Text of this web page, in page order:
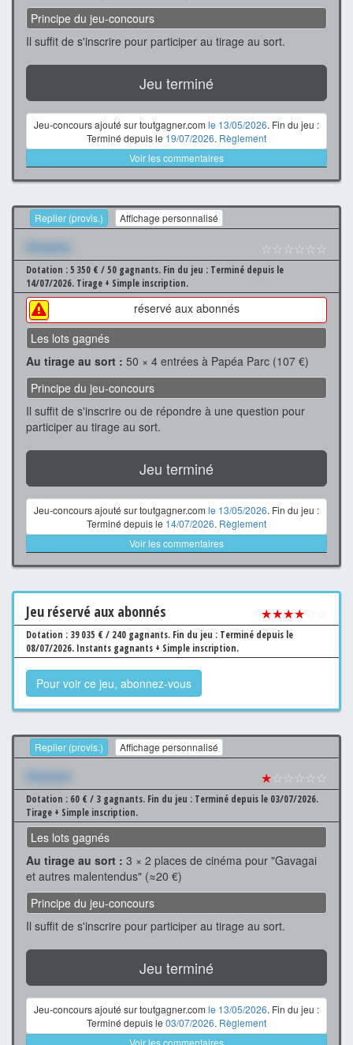
Principe du jeu-concours
Il suffit de s'inscrire pour participer au tirage au sort.
Jeu terminé
Jeu-concours ajouté sur toutgagner.com le 13/05/2026. Fin du jeu :
Terminé depuis le 19/07/2026. Règlement
Voir les commentaires
Replier (provis.) Affichage personnalisé
Xxxxxxx ☆☆☆☆☆☆
Dotation : 5 350 € / 50 gagnants. Fin du jeu : Terminé depuis le
14/07/2026. Tirage + Simple inscription.
réservé aux abonnés
Les lots gagnés
Au tirage au sort : 50 × 4 entrées à Papéa Parc (107 €)
Principe du jeu-concours
Il suffit de s'inscrire ou de répondre à une question pour
participer au tirage au sort.
Jeu terminé
Jeu-concours ajouté sur toutgagner.com le 13/05/2026. Fin du jeu :
Terminé depuis le 14/07/2026. Règlement
Voir les commentaires
Jeu réservé aux abonnés ★★★★
Dotation : 39 035 € / 240 gagnants. Fin du jeu : Terminé depuis le
08/07/2026. Instants gagnants + Simple inscription.
Pour voir ce jeu, abonnez-vous
Replier (provis.) Affichage personnalisé
Xxxxxxx ★☆☆☆☆☆
Dotation : 60 € / 3 gagnants. Fin du jeu : Terminé depuis le 03/07/2026.
Tirage + Simple inscription.
Les lots gagnés
Au tirage au sort : 3 × 2 places de cinéma pour "Gavagai
et autres malentendus" (≈20 €)
Principe du jeu-concours
Il suffit de s'inscrire pour participer au tirage au sort.
Jeu terminé
Jeu-concours ajouté sur toutgagner.com le 13/05/2026. Fin du jeu :
Terminé depuis le 03/07/2026. Règlement